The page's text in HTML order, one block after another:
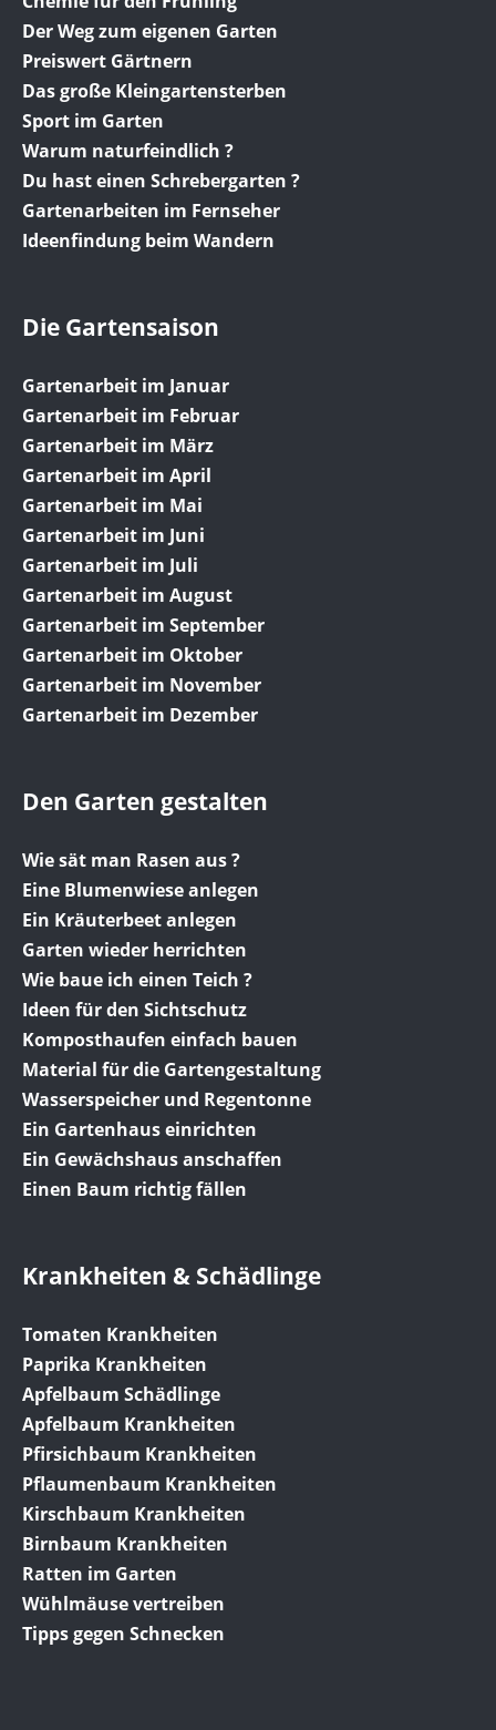
Der Weg zum eigenen Garten
Preiswert Gärtnern
Das große Kleingartensterben
Sport im Garten
Warum naturfeindlich ?
Du hast einen Schrebergarten ?
Gartenarbeiten im Fernseher
Ideenfindung beim Wandern
Die Gartensaison
Gartenarbeit im Januar
Gartenarbeit im Februar
Gartenarbeit im März
Gartenarbeit im April
Gartenarbeit im Mai
Gartenarbeit im Juni
Gartenarbeit im Juli
Gartenarbeit im August
Gartenarbeit im September
Gartenarbeit im Oktober
Gartenarbeit im November
Gartenarbeit im Dezember
Den Garten gestalten
Wie sät man Rasen aus ?
Eine Blumenwiese anlegen
Ein Kräuterbeet anlegen
Garten wieder herrichten
Wie baue ich einen Teich ?
Ideen für den Sichtschutz
Komposthaufen einfach bauen
Material für die Gartengestaltung
Wasserspeicher und Regentonne
Ein Gartenhaus einrichten
Ein Gewächshaus anschaffen
Einen Baum richtig fällen
Krankheiten & Schädlinge
Tomaten Krankheiten
Paprika Krankheiten
Apfelbaum Schädlinge
Apfelbaum Krankheiten
Pfirsichbaum Krankheiten
Pflaumenbaum Krankheiten
Kirschbaum Krankheiten
Birnbaum Krankheiten
Ratten im Garten
Wühlmäuse vertreiben
Tipps gegen Schnecken